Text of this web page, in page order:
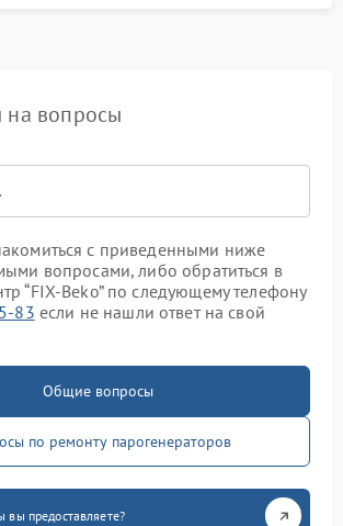
на вопросы
с приведенными ниже
вопросами, либо обратиться в
“FIX-Beko” по следующему телефону
83 если не нашли ответ на свой
Общие вопросы
по ремонту парогенераторов
вы предоставляете?